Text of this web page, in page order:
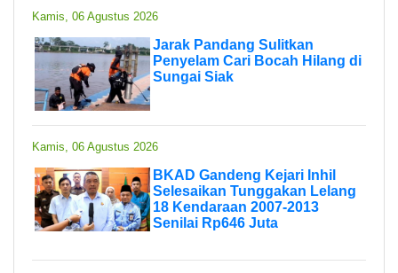
Kamis, 06 Agustus 2026
Jarak Pandang Sulitkan
Penyelam Cari Bocah Hilang di
Sungai Siak
Kamis, 06 Agustus 2026
BKAD Gandeng Kejari Inhil
Selesaikan Tunggakan Lelang
18 Kendaraan 2007-2013
Senilai Rp646 Juta